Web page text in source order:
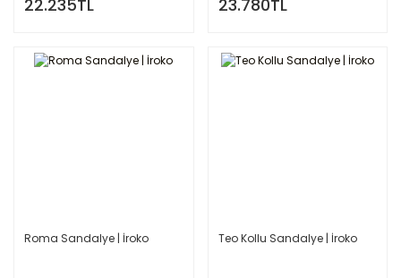
22.235TL 23.780TL
Roma Sandalye | İroko Teo Kollu Sandalye | İroko